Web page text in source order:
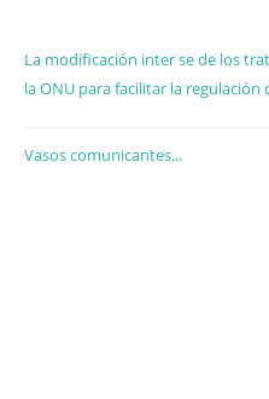
La modificación inter se de los
la ONU para facilitar la regulación
Vasos comunicantes...